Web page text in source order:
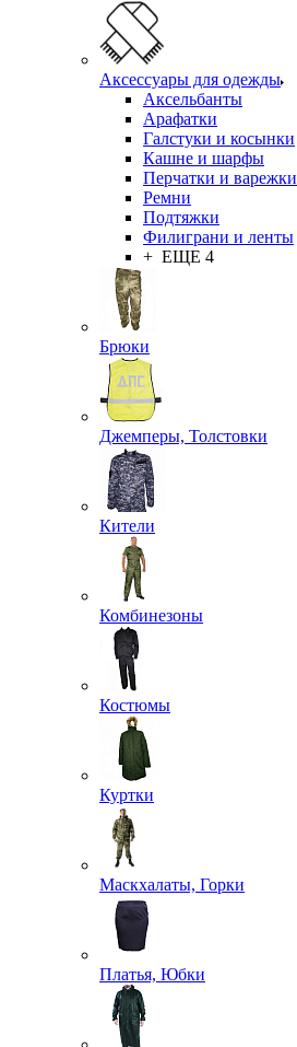
Аксессуары для одежды
Аксельбанты
Арафатки
Галстуки и косынки
Кашне и шарфы
Перчатки и варежки
Ремни
Подтяжки
Филиграни и ленты
+ ЕЩЕ 4
Брюки
Джемперы, Толстовки
Кители
Комбинезоны
Костюмы
Куртки
Маскхалаты, Горки
Платья, Юбки